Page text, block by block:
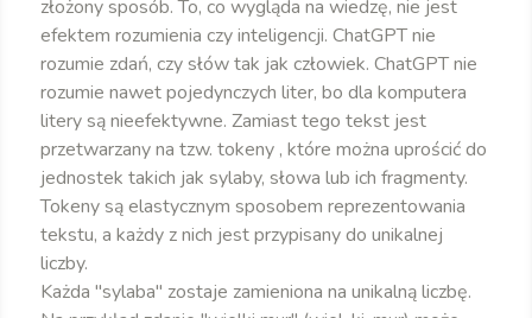
złożony sposób. To, co wygląda na wiedzę, nie jest
efektem rozumienia czy inteligencji. ChatGPT nie
rozumie zdań, czy słów tak jak człowiek. ChatGPT nie
rozumie nawet pojedynczych liter, bo dla komputera
litery są nieefektywne. Zamiast tego tekst jest
przetwarzany na tzw. tokeny , które można uprościć do
jednostek takich jak sylaby, słowa lub ich fragmenty.
Tokeny są elastycznym sposobem reprezentowania
tekstu, a każdy z nich jest przypisany do unikalnej
liczby.
Każda "sylaba" zostaje zamieniona na unikalną liczbę.